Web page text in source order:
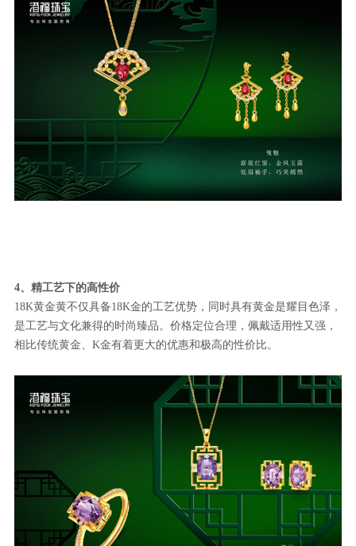
4、精工艺下的高性价
18K黄金黄不仅具备18K金的工艺优势，同时具有黄金是耀目色泽，
是工艺与文化兼得的时尚臻品。价格定位合理，佩戴适用性又强，
相比传统黄金、K金有着更大的优惠和极高的性价比。